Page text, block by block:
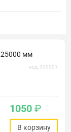
мм
код: 330001
1050 ₽
В корзину